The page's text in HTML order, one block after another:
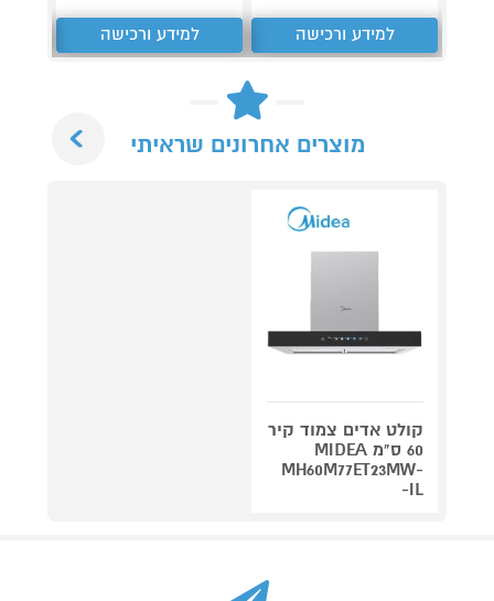
למידע ורכישה למידע ורכישה
מוצרים אחרונים שראיתי
קולט אדים צמוד קיר
60 ס"מ MIDEA
MH60M77ET23MW-
IL-